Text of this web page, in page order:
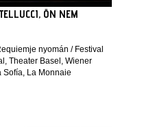
ÖN NEM
nyomán / Festival
Theater Basel, Wiener
Sofía, La Monnaie